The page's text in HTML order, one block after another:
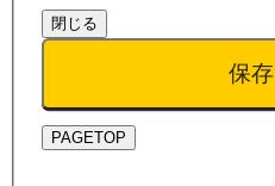
閉じる
保存
PAGETOP